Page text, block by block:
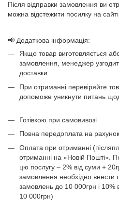
Після відправки замовлення ви
можна відстежити посилку на
📢 Додаткова інформація:
Якщо товар виготовляється
замовлення, менеджер
доставки.
При отриманні перевіряйте
допоможе уникнути питань
Готівкою при самовивозі
Повна передоплата на
Оплата при отриманні
отриманні на «Новій Пошті».
цю послугу – 2% від суми +
замовлення необхідно внести
замовлень до 10 000грн і 10%
10 000грн)